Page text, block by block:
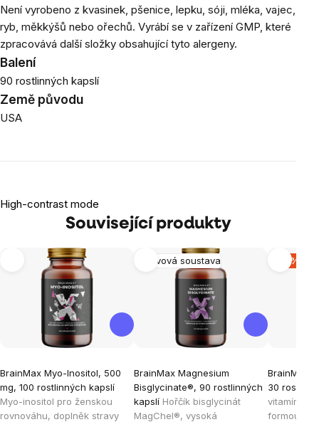
Není vyrobeno z kvasinek, pšenice, lepku, sóji, mléka, vajec,
ryb, měkkýšů nebo ořechů. Vyrábí se v zařízení GMP, které
zpracovává další složky obsahující tyto alergeny.
Balení
90 rostlinných kapslí
Země původu
USA
High-contrast mode
Související produkty
BrainMax Myo-Inositol, 500
mg, 100 rostlinných kapslí
Myo-inositol pro ženskou
rovnováhu, doplněk stravy
Nervová soustava
BrainMax Magnesium
Bisglycinate®, 90 rostlinných
kapslí Hořčík bisglycinát
MagChel®, vysoká
-15 %
BrainMax®
30
vitamínem
formou